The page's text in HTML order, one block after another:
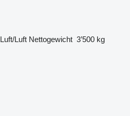
Luft/Luft Nettogewicht 3’500 kg